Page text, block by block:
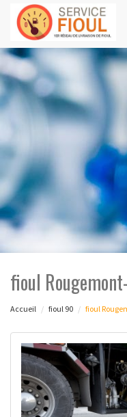
fioul
Accueil fioul 90 fioul